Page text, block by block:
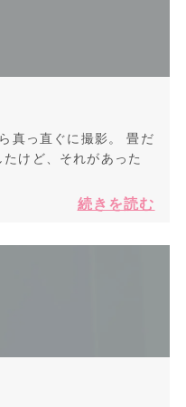
真っ直ぐに撮影。 畳だ
けど、それがあった
続きを読む